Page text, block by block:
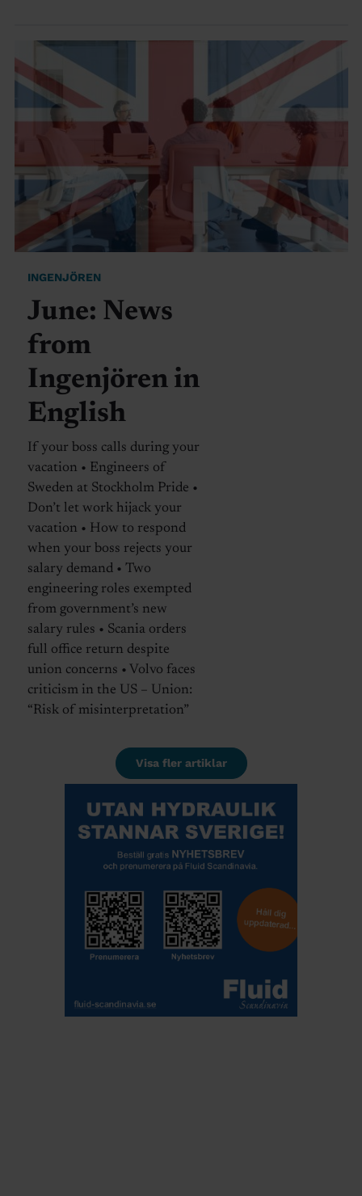
INGENJÖREN
June: News
from
Ingenjören in
English
If your boss calls during your
vacation • Engineers of
Sweden at Stockholm Pride •
Don’t let work hijack your
vacation • How to respond
when your boss rejects your
salary demand • Two
engineering roles exempted
from government’s new
salary rules • Scania orders
full office return despite
union concerns • Volvo faces
criticism in the US – Union:
“Risk of misinterpretation”
Visa fler artiklar